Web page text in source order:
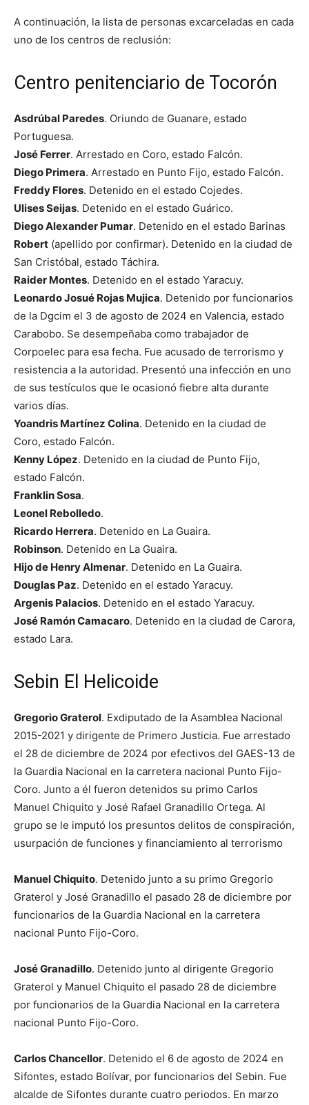
A continuación, la lista de personas excarceladas en cada
uno de los centros de reclusión:
Centro penitenciario de Tocorón
Asdrúbal Paredes. Oriundo de Guanare, estado
Portuguesa.
José Ferrer. Arrestado en Coro, estado Falcón.
Diego Primera. Arrestado en Punto Fijo, estado Falcón.
Freddy Flores. Detenido en el estado Cojedes.
Ulises Seijas. Detenido en el estado Guárico.
Diego Alexander Pumar. Detenido en el estado Barinas
Robert (apellido por confirmar). Detenido en la ciudad de
San Cristóbal, estado Táchira.
Raider Montes. Detenido en el estado Yaracuy.
Leonardo Josué Rojas Mujica. Detenido por funcionarios
de la Dgcim el 3 de agosto de 2024 en Valencia, estado
Carabobo. Se desempeñaba como trabajador de
Corpoelec para esa fecha. Fue acusado de terrorismo y
resistencia a la autoridad. Presentó una infección en uno
de sus testículos que le ocasionó fiebre alta durante
varios días.
Yoandris Martínez Colina. Detenido en la ciudad de
Coro, estado Falcón.
Kenny López. Detenido en la ciudad de Punto Fijo,
estado Falcón.
Franklin Sosa.
Leonel Rebolledo.
Ricardo Herrera. Detenido en La Guaira.
Robinson. Detenido en La Guaira.
Hijo de Henry Almenar. Detenido en La Guaira.
Douglas Paz. Detenido en el estado Yaracuy.
Argenis Palacios. Detenido en el estado Yaracuy.
José Ramón Camacaro. Detenido en la ciudad de Carora,
estado Lara.
Sebin El Helicoide
Gregorio Graterol. Exdiputado de la Asamblea Nacional
2015-2021 y dirigente de Primero Justicia. Fue arrestado
el 28 de diciembre de 2024 por efectivos del GAES-13 de
la Guardia Nacional en la carretera nacional Punto Fijo-
Coro. Junto a él fueron detenidos su primo Carlos
Manuel Chiquito y José Rafael Granadillo Ortega. Al
grupo se le imputó los presuntos delitos de conspiración,
usurpación de funciones y financiamiento al terrorismo
Manuel Chiquito. Detenido junto a su primo Gregorio
Graterol y José Granadillo el pasado 28 de diciembre por
funcionarios de la Guardia Nacional en la carretera
nacional Punto Fijo-Coro.
José Granadillo. Detenido junto al dirigente Gregorio
Graterol y Manuel Chiquito el pasado 28 de diciembre
por funcionarios de la Guardia Nacional en la carretera
nacional Punto Fijo-Coro.
Carlos Chancellor. Detenido el 6 de agosto de 2024 en
Sifontes, estado Bolívar, por funcionarios del Sebin. Fue
alcalde de Sifontes durante cuatro periodos. En marzo